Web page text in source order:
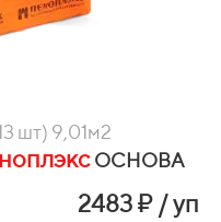
шт) 9,01м2
ОСНОВА
2483₽ / уп